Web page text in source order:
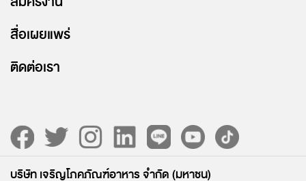
สื่อเผยแพร่
ติดต่อเรา
บริษัท เจริญโภคภัณฑ์อาหาร จำกัด (มหาชน)